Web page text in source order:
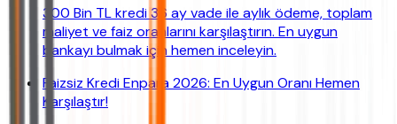
300 Bin TL kredi 36 ay vade ile aylık ödeme, toplam
maliyet ve faiz oranlarını karşılaştırın. En uygun
bankayı bulmak için hemen inceleyin.
Faizsiz Kredi Enpara 2026: En Uygun Oranı Hemen
Karşılaştır!